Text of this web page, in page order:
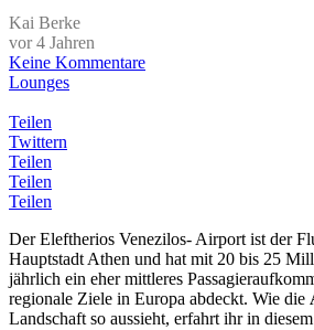
Kai Berke
vor 4 Jahren
Keine Kommentare
Lounges
Teilen
Twittern
Teilen
Teilen
Teilen
Der Eleftherios Venezilos- Airport ist der
Hauptstadt Athen und hat mit 20 bis 25
jährlich ein eher mittleres
regionale Ziele in Europa abdeckt. Wie die
Landschaft so aussieht, erfahrt ihr in